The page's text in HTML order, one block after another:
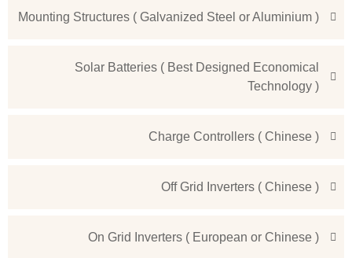
Mounting Structures ( Galvanized Steel or Aluminium )
Solar Batteries ( Best Designed Economical
Technology )
Charge Controllers ( Chinese )
Off Grid Inverters ( Chinese )
On Grid Inverters ( European or Chinese )